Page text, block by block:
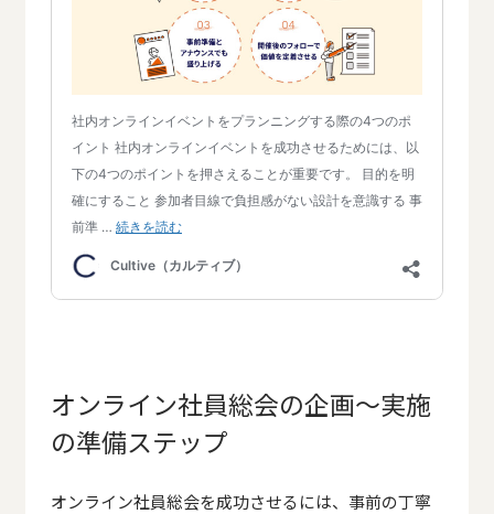
オンライン社員総会の企画〜実施
の準備ステップ
オンライン社員総会を成功させるには、事前の丁寧